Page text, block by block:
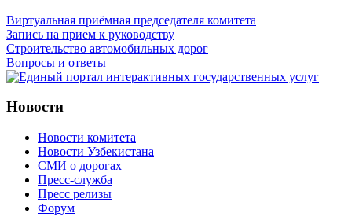
Виртуальная приёмная председателя комитета
Запись на прием к руководству
Строительство автомобильных дорог
Вопросы и ответы
Новости
Новости комитета
Новости Узбекистана
СМИ о дорогах
Пресс-служба
Пресс релизы
Форум